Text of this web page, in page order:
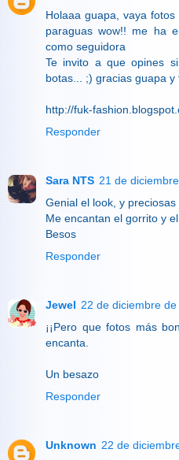
Holaaa guapa, vaya
paraguas wow!! me ha
como seguidora
Te invito a que opines
botas... ;) gracias guapa y
http://fuk-
Responder
Sara NTS 21 de
Genial el look, y preciosas
Me encantan el gorrito y
Besos
Responder
Jewel 22 de diciembre
¡¡Pero que fotos más
encanta.
Un besazo
Responder
Unknown 22 de